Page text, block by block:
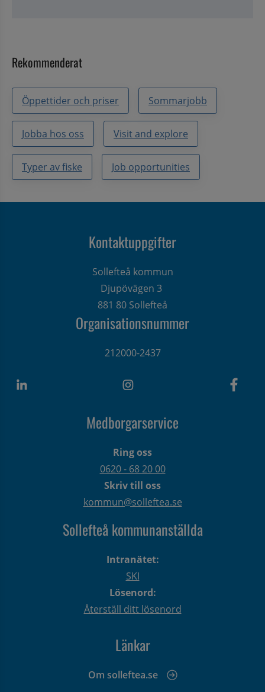
Rekommenderat
Öppettider och priser Sommarjobb
Jobba hos oss Visit and explore
Typer av fiske Job opportunities
Kontaktuppgifter
Sollefteå kommun
Djupövägen 3
881 80 Sollefteå
Organisationsnummer
212000-2437
Medborgarservice
Ring oss
0620 - 68 20 00
Skriv till oss
kommun@solleftea.se
Sollefteå kommunanställda
Intranätet:
SKI
Lösenord:
Återställ ditt lösenord
Länkar
Om solleftea.se